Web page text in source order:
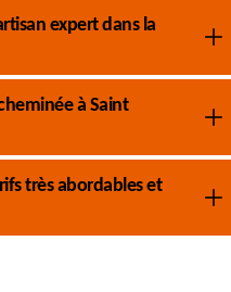
expert dans la
à Saint
très abordables et